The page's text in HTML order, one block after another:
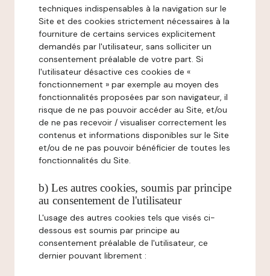
techniques indispensables à la navigation sur le
Site et des cookies strictement nécessaires à la
fourniture de certains services explicitement
demandés par l'utilisateur, sans solliciter un
consentement préalable de votre part. Si
l'utilisateur désactive ces cookies de «
fonctionnement » par exemple au moyen des
fonctionnalités proposées par son navigateur, il
risque de ne pas pouvoir accéder au Site, et/ou
de ne pas recevoir / visualiser correctement les
contenus et informations disponibles sur le Site
et/ou de ne pas pouvoir bénéficier de toutes les
fonctionnalités du Site.
b) Les autres cookies, soumis par principe
au consentement de l'utilisateur
L'usage des autres cookies tels que visés ci-
dessous est soumis par principe au
consentement préalable de l'utilisateur, ce
dernier pouvant librement :